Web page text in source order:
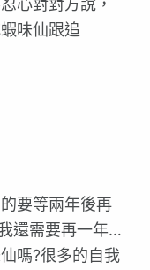
心對對方說，
味仙跟追
要等兩年後再
還需要再一年…
嗎?很多的自我